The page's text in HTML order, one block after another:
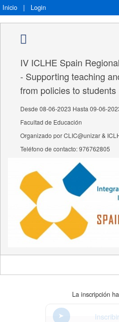
Inicio | Login
IV ICLHE Spain
- Supporting teaching
from policies to students
Desde 08-06-2023 Hasta 09-06-
Facultad de Educación
Organizado por CLIC@unizar &
Teléfono de contacto: 976762805
La inscripción